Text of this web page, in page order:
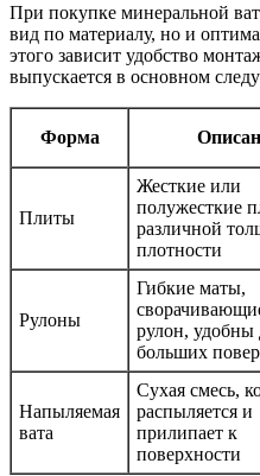
При покупке минеральной
вид по материалу, но и
этого зависит удобство
выпускается в основном
Форма
Плиты
Жесткие или
полужесткие
различной
плотности
Рулоны
Гибкие маты,
рулон, удобны
больших
Напыляемая
вата
Сухая смесь,
распыляется и
прилипает к
поверхности